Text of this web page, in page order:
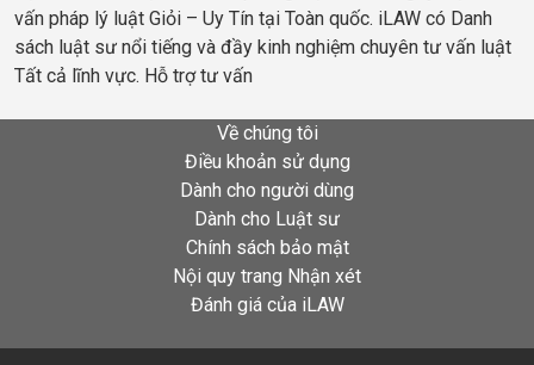
vấn pháp lý luật Giỏi – Uy Tín tại Toàn quốc. iLAW có Danh
sách luật sư nổi tiếng và đầy kinh nghiệm chuyên tư vấn luật
Tất cả lĩnh vực. Hỗ trợ tư vấn
Về chúng tôi
Điều khoản sử dụng
Dành cho người dùng
Dành cho Luật sư
Chính sách bảo mật
Nội quy trang Nhận xét
Đánh giá của iLAW